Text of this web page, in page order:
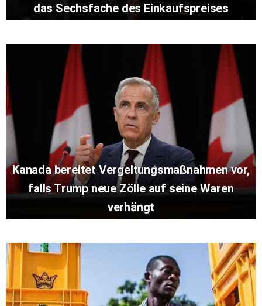
das Sechsfache des Einkaufspreises
Kanada bereitet Vergeltungsmaßnahmen vor,
falls Trump neue Zölle auf seine Waren
verhängt